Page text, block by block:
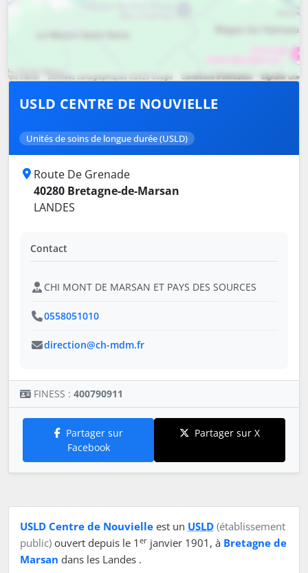
USLD CENTRE DE NOUVIELLE
Unités de soins de longue durée (USLD)
Route De Grenade
40280 Bretagne-de-Marsan
LANDES
Contact
CHI MONT DE MARSAN ET PAYS DES SOURCES
0558051010
direction@ch-mdm.fr
FINESS : 400790911
Partager sur
Facebook
Partager sur X
USLD Centre de Nouvielle est un USLD (établissement
public) ouvert depuis le 1 er janvier 1901, à Bretagne de
Marsan dans les Landes .